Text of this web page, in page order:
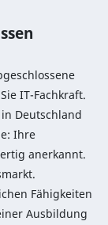
IT-Fachkraft.
Deutschland
Ihre
anerkannt.
Fähigkeiten
Ausbildung